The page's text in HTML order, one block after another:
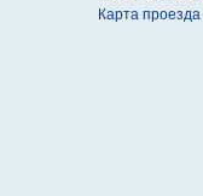
Карта проезда